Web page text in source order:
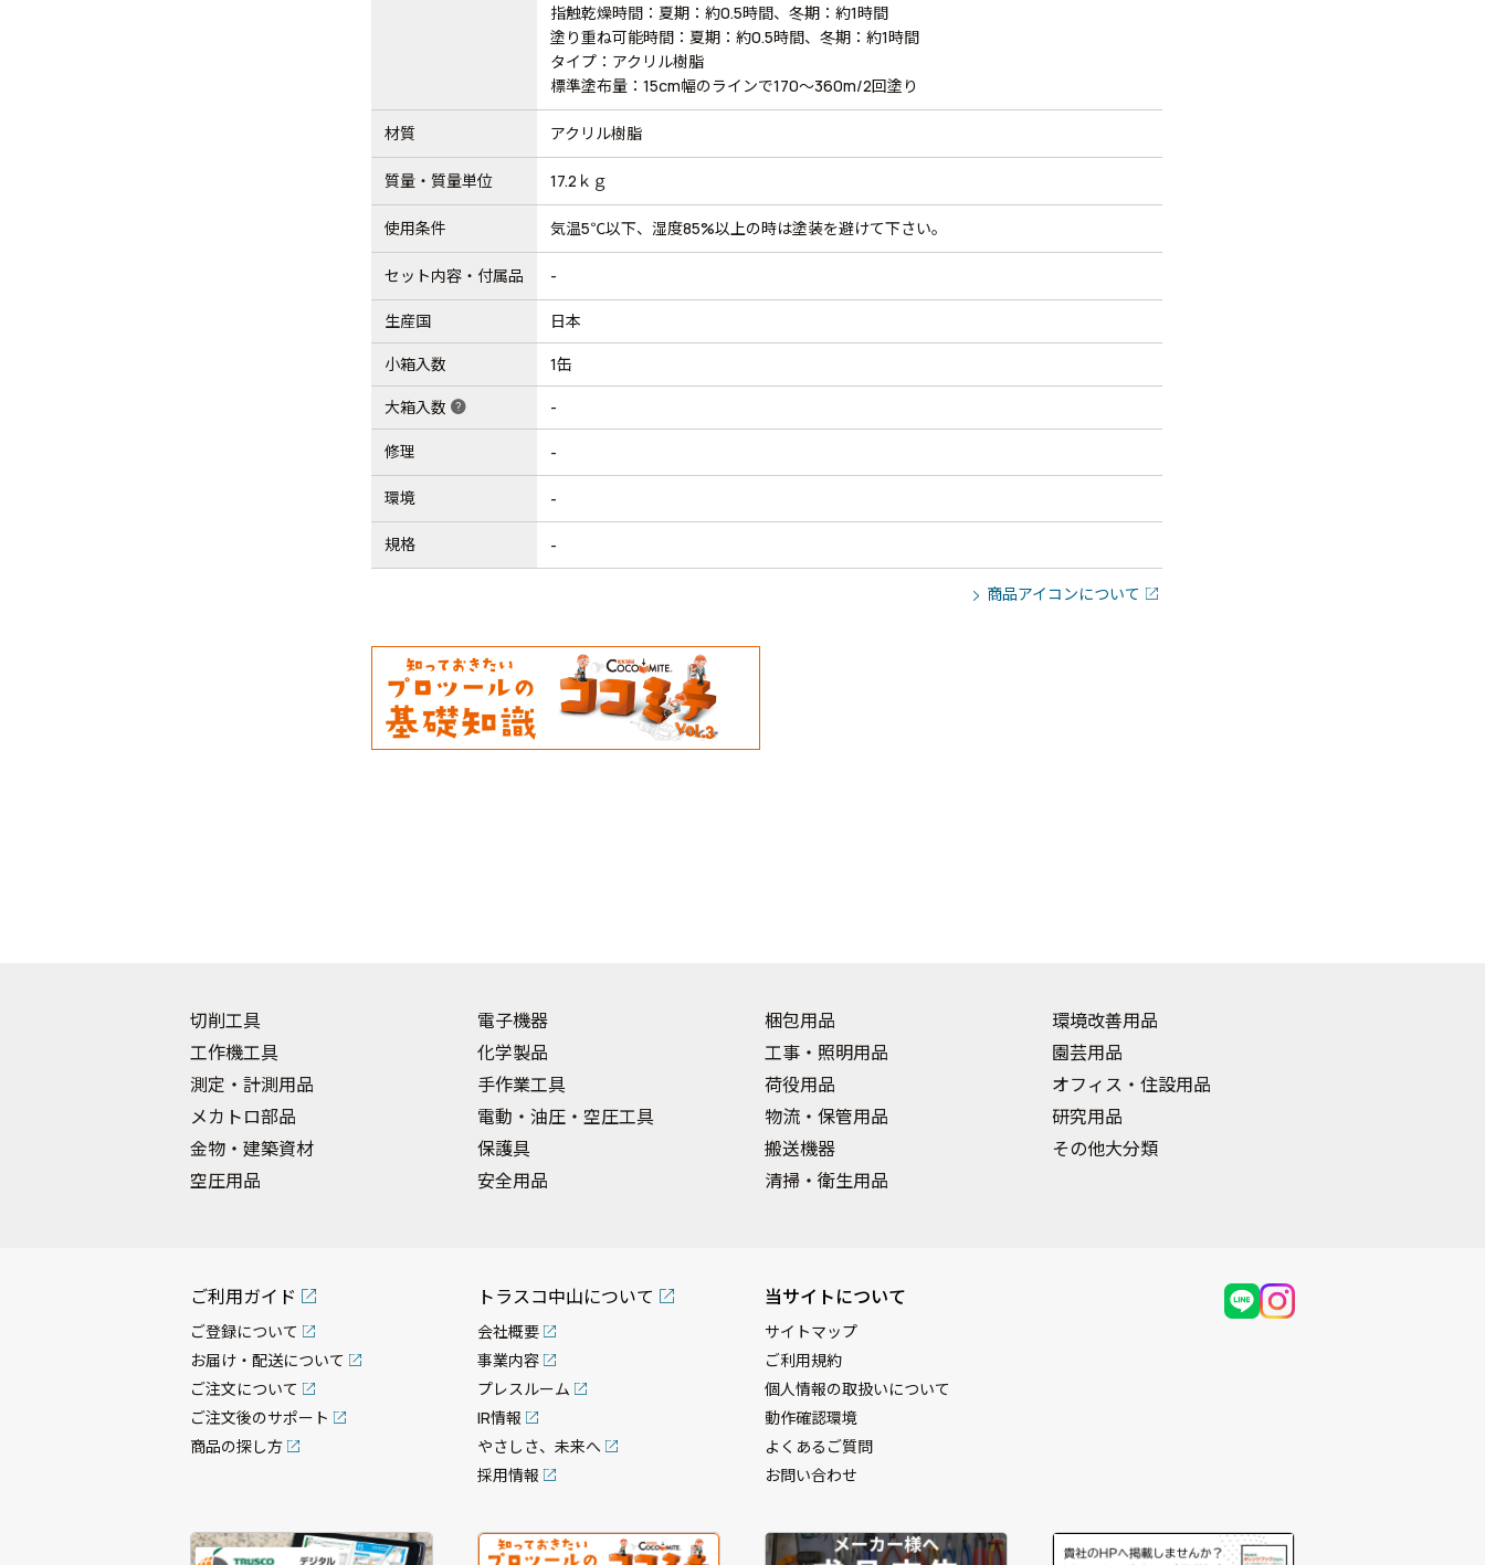
指触乾燥時間：夏期：約0.5時間、冬期：約1時間
塗り重ね可能時間：夏期：約0.5時間、冬期：約1時間
タイプ：アクリル樹脂
標準塗布量：15cm幅のラインで170～360m/2回塗り
材質 アクリル樹脂
質量・質量単位 17.2ｋｇ
使用条件 気温5℃以下、湿度85%以上の時は塗装を避けて下さい。
セット内容・付属品 -
生産国 日本
小箱入数 1缶
大箱入数 help -
修理 -
環境 -
規格 -
商品アイコンについて
切削工具
工作機工具
測定・計測用品
メカトロ部品
金物・建築資材
空圧用品
電子機器
化学製品
手作業工具
電動・油圧・空圧工具
保護具
安全用品
梱包用品
工事・照明用品
荷役用品
物流・保管用品
搬送機器
清掃・衛生用品
環境改善用品
園芸用品
オフィス・住設用品
研究用品
その他大分類
ご利用ガイド
ご登録について
お届け・配送について
ご注文について
ご注文後のサポート
商品の探し方
トラスコ中山について
会社概要
事業内容
プレスルーム
IR情報
やさしさ、未来へ
採用情報
当サイトについて
サイトマップ
ご利用規約
個人情報の取扱いについて
動作確認環境
よくあるご質問
お問い合わせ